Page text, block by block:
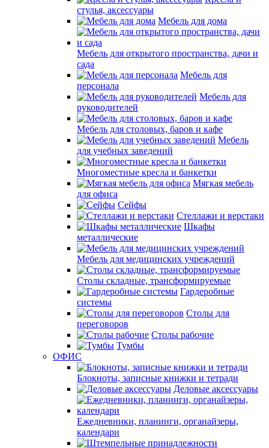
стулья, аксессуары
Мебель для дома
Мебель для открытого пространства, дачи и
сада
Мебель для
персонала
Мебель для
руководителей
Мебель для столовых, баров и кафе
Мебель
для учебных заведений
Многоместные кресла и банкетки
Мягкая мебель
для офиса
Сейфы
Стеллажи и верстаки
Шкафы
металлические
Мебель для медицинских учреждений
Столы складные, трансформируемые
Гардеробные
системы
Столы для
переговоров
Столы рабочие
Тумбы
ОФИС
Блокноты, записные книжки и тетради
Деловые аксессуары
Ежедневники, планинги, органайзеры,
календари